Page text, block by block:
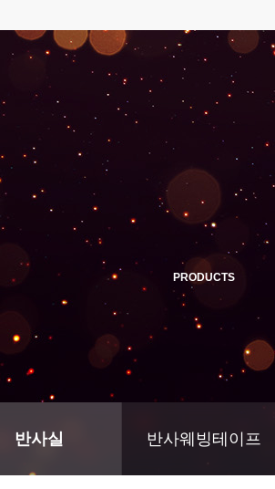
PRODUCTS
반사실 반사웨빙테이프